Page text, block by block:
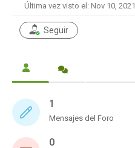
Última vez visto el: Nov 10, 2021
Seguir
1
Mensajes del Foro
0